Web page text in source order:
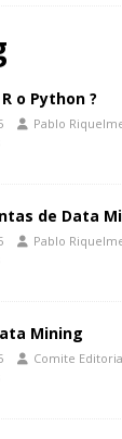
o Python ?
Pablo
de Data
Pablo
Mining
Comite